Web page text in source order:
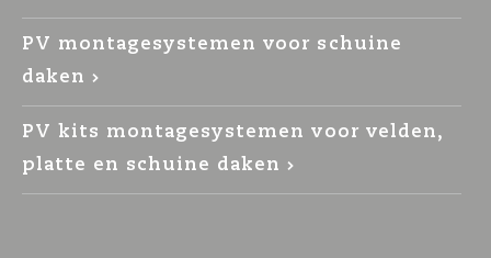
PV montagesystemen voor schuine
daken
PV kits montagesystemen voor velden,
platte en schuine daken